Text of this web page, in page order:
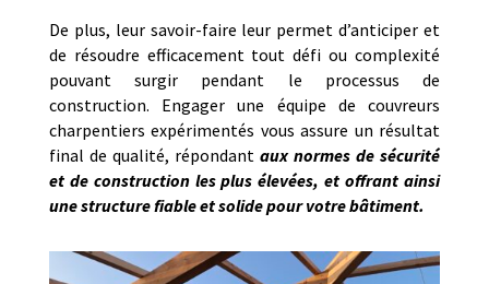
De plus, leur savoir-faire leur permet d’anticiper et
de résoudre efficacement tout défi ou complexité
pouvant surgir pendant le processus de
construction. Engager une équipe de couvreurs
charpentiers expérimentés vous assure un résultat
final de qualité, répondantaux normes de sécurité
et de construction les plus élevées, et offrant ainsi
une structure fiable et solide pour votre bâtiment.